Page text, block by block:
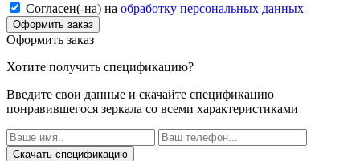
Согласен(-на) на обработку персональных данных
Оформить заказ
Оформить заказ
Хотите получить спецификацию?
Введите свои данные и скачайте спецификацию
понравившегося зеркала со всеми характеристиками
Скачать спецификацию